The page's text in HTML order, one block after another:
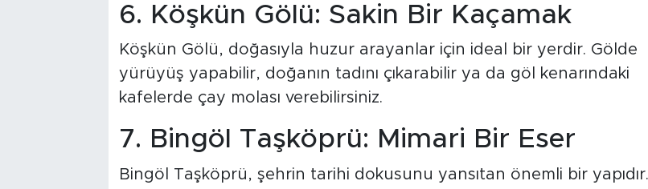
6. Köşkün Gölü: Sakin Bir Kaçamak
Köşkün Gölü, doğasıyla huzur arayanlar için ideal bir yerdir. Gölde
yürüyüş yapabilir, doğanın tadını çıkarabilir ya da göl kenarındaki
kafelerde çay molası verebilirsiniz.
7. Bingöl Taşköprü: Mimari Bir Eser
Bingöl Taşköprü, şehrin tarihi dokusunu yansıtan önemli bir yapıdır.